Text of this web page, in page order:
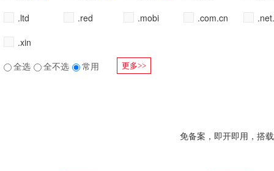
.ltd
.red .mobi .com.cn
.xin
全选
全不选 常用 更多>>
免备案，即开即用，搭